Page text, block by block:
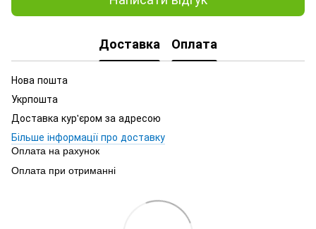
Доставка Оплата
Нова пошта
Укрпошта
Доставка кур'єром за адресою
Більше інформації про доставку
Оплата на рахунок
Оплата при отриманні